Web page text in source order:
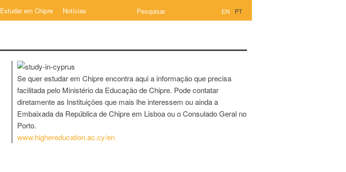
EN PT
Estudar em Chipre Notícias
Se quer estudar em Chipre encontra aqui a informação que precisa
facilitada pelo Ministério da Educação de Chipre. Pode contatar
diretamente as Instituições que mais lhe interessem ou ainda a
Embaixada da República de Chipre em Lisboa ou o Consulado Geral no
Porto.
www.highereducation.ac.cy/en